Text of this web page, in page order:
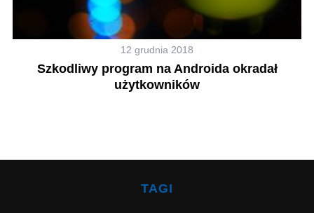
12 grudnia 2018
Szkodliwy program na Androida okradał
użytkowników
TAGI